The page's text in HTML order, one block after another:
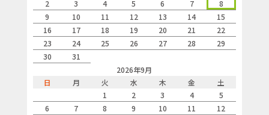
2
3 4 5 6 7
8
9
10 11 12 13 14
15
16
17 18 19 20 21
22
23
24 25 26 27 28
29
30
31
2026年9月
日
月 火 水 木 金
土
1
2 3 4
5
6
7 8 9 10 11
12